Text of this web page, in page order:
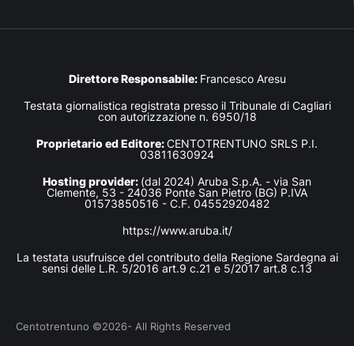
Direttore Responsabile: Francesco Aresu
Testata giornalistica registrata presso il Tribunale di Cagliari
con autorizzazione n. 6950/18
Proprietario ed Editore:CENTOTRENTUNO SRLS P.I.
03811630924
Hosting provider: (dal 2024) Aruba S.p.A. - via San
Clemente, 53 - 24036 Ponte San Pietro (BG) P.IVA
01573850516 - C.F. 04552920482
https://www.aruba.it/
La testata usufruisce del contributo della Regione Sardegna ai
sensi delle L.R. 5/2016 art.9 c.21 e 5/2017 art.8 c.13
Centotrentuno ©2026- All Rights Reserved